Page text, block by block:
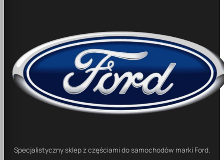
Specjalistyczny sklep z częściami do samochodów marki Ford.